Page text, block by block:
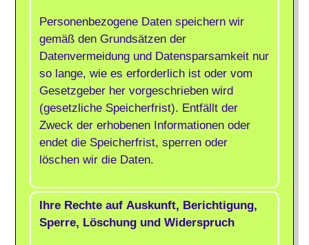
Personenbezogene Daten speichern wir
gemäß den Grundsätzen der
Datenvermeidung und Datensparsamkeit nur
so lange, wie es erforderlich ist oder vom
Gesetzgeber her vorgeschrieben wird
(gesetzliche Speicherfrist). Entfällt der
Zweck der erhobenen Informationen oder
endet die Speicherfrist, sperren oder
löschen wir die Daten.
Ihre Rechte auf Auskunft, Berichtigung,
Sperre, Löschung und Widerspruch